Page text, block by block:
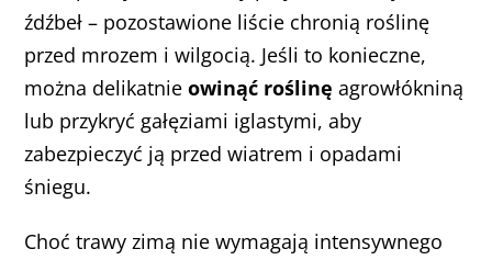
źdźbeł – pozostawione liście chronią roślinę
przed mrozem i wilgocią. Jeśli to konieczne,
można delikatnieowinąć roślinęagrowłókniną
lub przykryć gałęziami iglastymi, aby
zabezpieczyć ją przed wiatrem i opadami
śniegu.
Choć trawy zimą nie wymagają intensywnego